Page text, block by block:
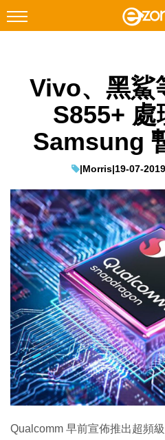
Facebook Instagram
網絡生活
教學評測
EduTech
IT Times
生成式AI與雲端應用
Enterprise Digital Transformation
特集
Vivo、黑鯊
S855+ 處
Samsung
|Morris|19-07-
Qualcomm 早前宣佈推出超頻